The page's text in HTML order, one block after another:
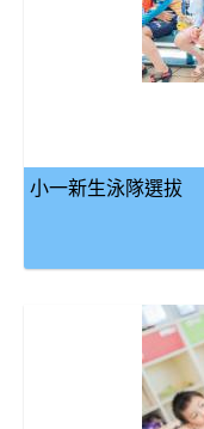
小一新生泳隊選拔